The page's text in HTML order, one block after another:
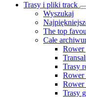
Trasy i pliki track
Wyszukaj
The top
Całe
Trasy
Rower
Rower
Trasy